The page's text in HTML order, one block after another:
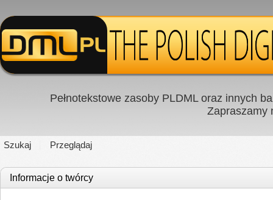
Pełnotekstowe zasoby PLDML oraz innych
Zapraszamy
Szukaj Przeglądaj
Informacje o twórcy